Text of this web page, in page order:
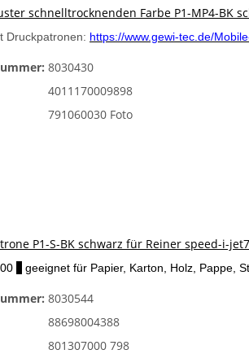
schnelltrocknenden Farbe P1-MP4-BK
Druckpatronen: https://www.gewi-tec.de/
8030430
4011170009898
791060030 Foto
P1-S-BK schwarz für Reiner speed-i-
geeignet für Papier, Karton, Holz, Pappe,
8030544
88698004388
801307000 798